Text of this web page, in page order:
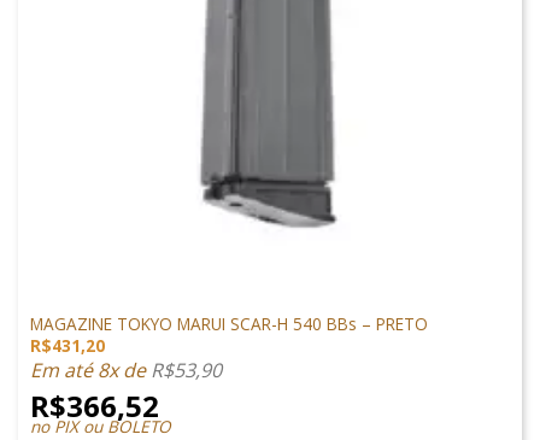
MAGAZINE TOKYO MARUI SCAR-H 540 BBs – PRETO
R$431,20
Em até 8x deR$53,90
R$366,52
no PIX ou BOLETO